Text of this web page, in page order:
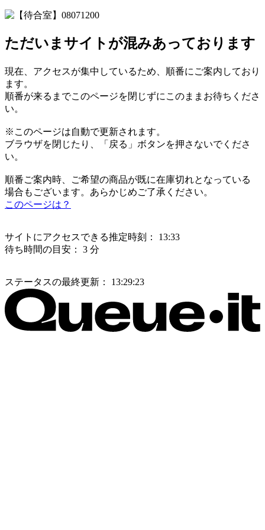
ただいまサイトが混みあっております
現在、アクセスが集中しているため、順番にご案内しており
ます。
順番が来るまでこのページを閉じずにこのままお待ちくださ
い。
※このページは自動で更新されます。
ブラウザを閉じたり、「戻る」ボタンを押さないでくださ
い。
順番ご案内時、ご希望の商品が既に在庫切れとなっている
場合もございます。あらかじめご了承ください。
このページは？
サイトにアクセスできる推定時刻：
13:33
待ち時間の目安：
3 分
ステータスの最終更新： 13:29:23